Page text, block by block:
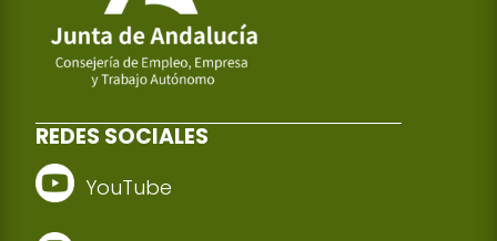
REDES SOCIALES
YouTube